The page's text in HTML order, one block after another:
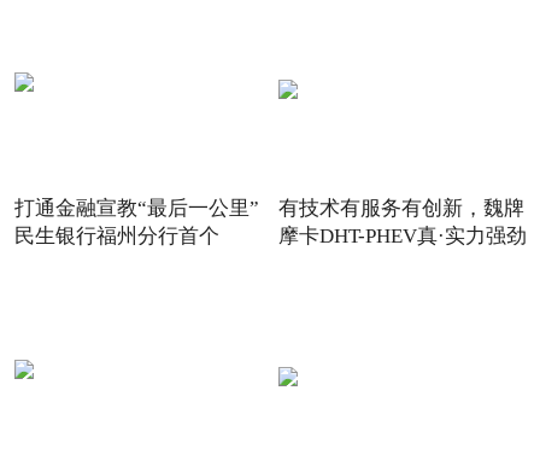
打通金融宣教“最后一公里”
民生银行福州分行首个
有技术有服务有创新，魏牌
摩卡DHT-PHEV真·实力强劲